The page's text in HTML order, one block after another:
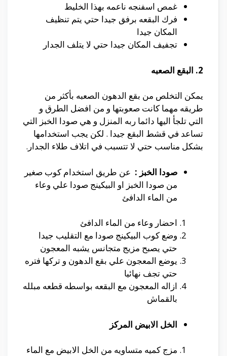
غمص اسفنجه ناعمه بهذا الخليط
فرك البقعه برفق جيدا حتي يتم تنظيف
المكان جيدا
تجفيف المكان جيدا حتي لا يتلف الجدار
2. البقع الصعبه
يمكن التخلص من بقع الدهون الصعبه بأكثر من
طريقه مهما كانت صعوبتها و من افضل الطرق و
التي تلجأ اليها دائما ربه المنزل و هي صودا الخبز التي
تساعد في قشط البقع جيدا . لكن يجب استخدامها
بشكل مناسب حتي لا تتسبب في اتلاف طلاء الجدار.
صودا الخبز : عن طريق استخدام كوب صغير
من صودا الخبز او البيكينج صودا علي وعاء
من الماء الدافئ
احضار وعاء من الماء الدافئ
وضع كوب البيكينج صودا مع التقليب جيدا
حتي يصبح مزيج متجانس يشبه المعجون
يوضع المعجون علي بقع الدهون و تركها فتره
حتي تجف نهائيا
ازاله المعجون مع البقعه بواسطه قطعه مبلله
بالقماش
الخل الابيض المركز
مزج كميه متساويه من الخل الابيض مع الماء